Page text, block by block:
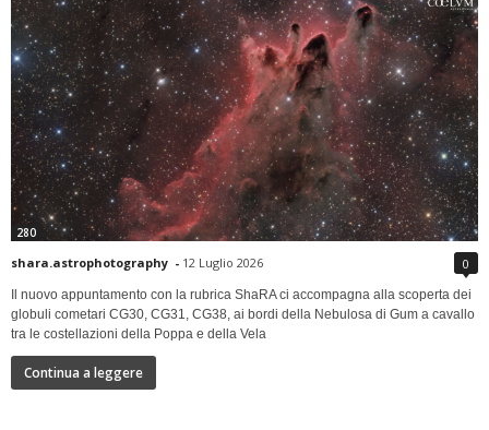
280
shara.astrophotography - 12 Luglio 2026 0
Il nuovo appuntamento con la rubrica ShaRA ci accompagna alla scoperta dei
globuli cometari CG30, CG31, CG38, ai bordi della Nebulosa di Gum a cavallo
tra le costellazioni della Poppa e della Vela
Continua a leggere